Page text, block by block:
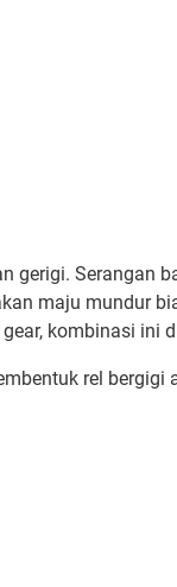
gerigi. Serangan
maju mundur
kombinasi ini
rel bergigi